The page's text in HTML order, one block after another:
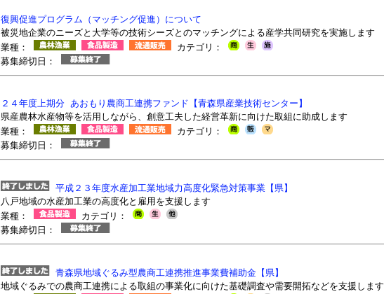
復興促進プログラム（マッチング促進）について
被災地企業のニーズと大学等の技術シーズとのマッチングによる産学共同研究を実施します
業種：
カテゴリ：
募集締切日：
２４年度上期分 あおもり農商工連携ファンド【青森県産業技術センター】
県産農林水産物等を活用しながら、創意工夫した経営革新に向けた取組に助成します
業種：
カテゴリ：
募集締切日：
平成２３年度水産加工業地域力高度化緊急対策事業【県】
八戸地域の水産加工業の高度化と雇用を支援します
業種：
カテゴリ：
募集締切日：
青森県地域ぐるみ型農商工連携推進事業費補助金【県】
地域ぐるみでの農商工連携による取組の事業化に向けた基礎調査や需要開拓などを支援します